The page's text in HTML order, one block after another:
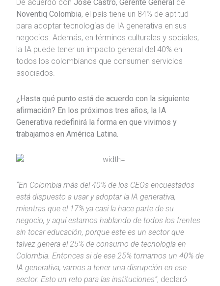
De acuerdo con José Castro, Gerente General de
Noventiq Colombia, el país tiene un 84% de aptitud
para adoptar tecnologías de IA generativa en sus
negocios. Además, en términos culturales y sociales,
la IA puede tener un impacto general del 40% en
todos los colombianos que consumen servicios
asociados.
¿Hasta qué punto está de acuerdo con la siguiente
afirmación? En los próximos tres años, la IA
Generativa redefinirá la forma en que vivimos y
trabajamos en América Latina.
“En Colombia más del 40% de los CEOs encuestados
está dispuesto a usar y adoptar la IA generativa,
mientras que el 17% ya casi la hace parte de su
negocio, y aquí estamos hablando de todos los frentes
sin tocar educación, porque este es un sector que
talvez genera el 25% de consumo de tecnología en
Colombia. Entonces si de ese 25% tomamos un 40% de
IA generativa, vamos a tener una disrupción en ese
sector. Esto un reto para las instituciones”, declaró